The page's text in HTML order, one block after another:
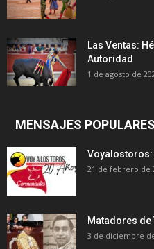
Las Ventas:
Autoridad
1 de agosto de
MENSAJES POPULARES
Voyalostoros:
21 de febrero de
Matadores
3 de diciembre